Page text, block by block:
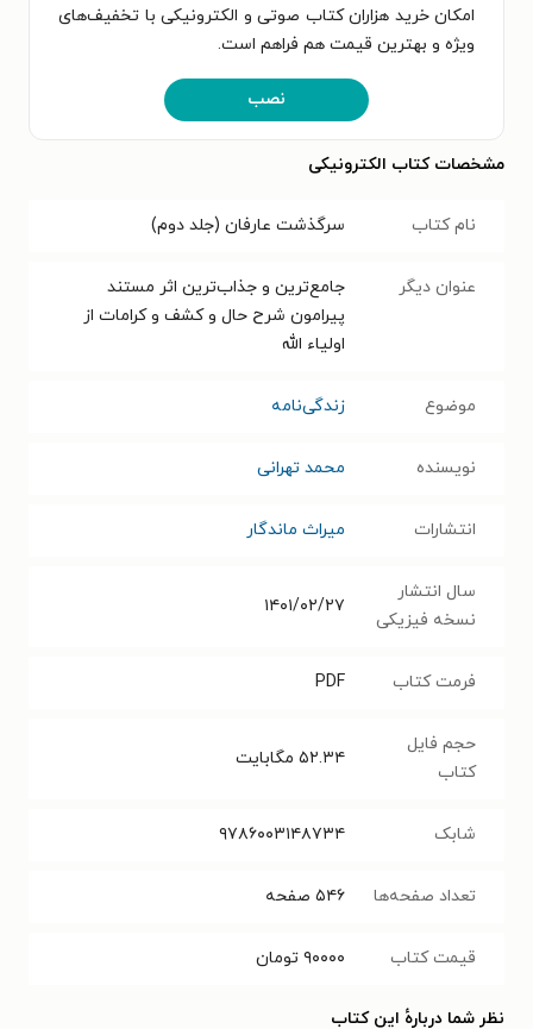
امکان خرید هزاران کتاب صوتی و الکترونیکی با تخفیف‌های
ویژه و بهترین قیمت هم فراهم است.
نصب
مشخصات کتاب الکترونیکی
نام کتاب سرگذشت عارفان (جلد دوم)
عنوان دیگر
جامع‌ترین و جذاب‌ترین اثر مستند
پیرامون شرح حال و کشف و کرامات از
اولیاء الله
موضوع زندگی‌نامه
نویسنده محمد تهرانی
انتشارات میراث ماندگار
سال انتشار
نسخه فیزیکی
۱۴۰۱/۰۲/۲۷
فرمت کتاب PDF
حجم فایل
کتاب
۵۲.۳۴ مگابایت
شابک ۹۷۸۶۰۰۳۱۴۸۷۳۴
تعداد صفحه‌ها ۵۴۶ صفحه
قیمت کتاب ۹۰۰۰۰ تومان
نظر شما دربارهٔ این کتاب